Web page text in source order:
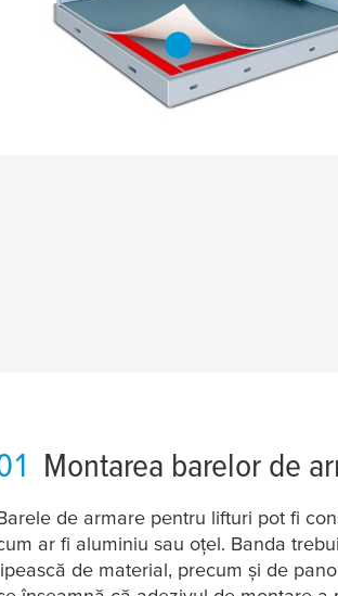
Montarea barelor de
de armare pentru lifturi pot fi
ar fi aluminiu sau oțel. Banda
de material, precum și de